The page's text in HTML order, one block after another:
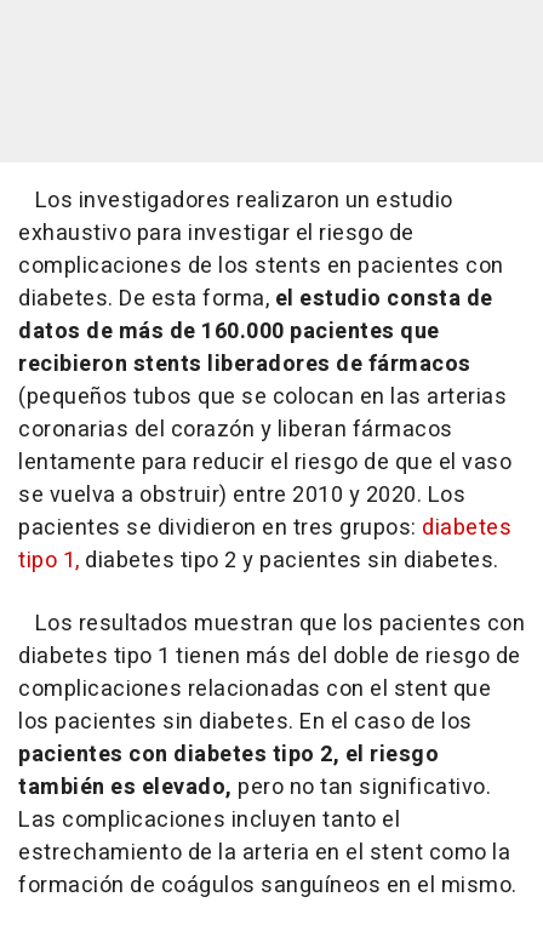
Los investigadores realizaron un estudio
exhaustivo para investigar el riesgo de
complicaciones de los stents en pacientes con
diabetes. De esta forma, el estudio consta de
datos de más de 160.000 pacientes que
recibieron stents liberadores de fármacos
(pequeños tubos que se colocan en las arterias
coronarias del corazón y liberan fármacos
lentamente para reducir el riesgo de que el vaso
se vuelva a obstruir) entre 2010 y 2020. Los
pacientes se dividieron en tres grupos: diabetes
tipo 1, diabetes tipo 2 y pacientes sin diabetes.
Los resultados muestran que los pacientes con
diabetes tipo 1 tienen más del doble de riesgo de
complicaciones relacionadas con el stent que
los pacientes sin diabetes. En el caso de los
pacientes con diabetes tipo 2, el riesgo
también es elevado, pero no tan significativo.
Las complicaciones incluyen tanto el
estrechamiento de la arteria en el stent como la
formación de coágulos sanguíneos en el mismo.